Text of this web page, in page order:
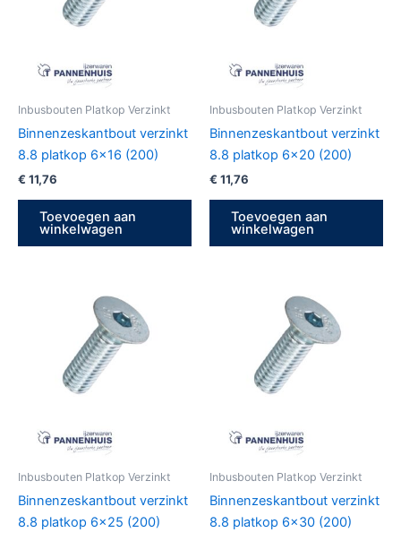
Inbusbouten Platkop Verzinkt
Binnenzeskantbout verzinkt
8.8 platkop 6×16 (200)
€ 11,76
Toevoegen aan
winkelwagen
Inbusbouten Platkop Verzinkt
Binnenzeskantbout verzinkt
8.8 platkop 6×20 (200)
€ 11,76
Toevoegen aan
winkelwagen
Inbusbouten Platkop Verzinkt
Binnenzeskantbout verzinkt
8.8 platkop 6×25 (200)
Inbusbouten Platkop Verzinkt
Binnenzeskantbout verzinkt
8.8 platkop 6×30 (200)